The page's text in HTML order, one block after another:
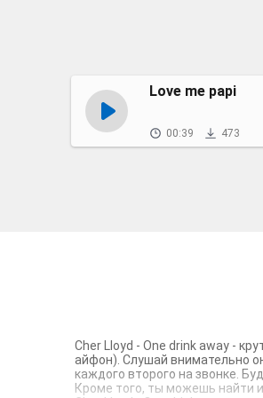
Love me papi
00:39 473
Cher Lloyd - One drink away -
айфон). Слушай внимательно
каждого второго на звонке.
Кроме того, ты можешь найти